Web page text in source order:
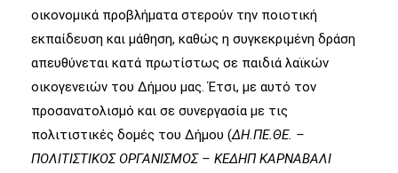
οικονομικά προβλήματα στερούν την ποιοτική
εκπαίδευση και μάθηση, καθώς η συγκεκριμένη δράση
απευθύνεται κατά πρωτίστως σε παιδιά λαϊκών
οικογενειών του Δήμου μας. Έτσι, με αυτό τον
προσανατολισμό και σε συνεργασία με τις
πολιτιστικές δομές του Δήμου (ΔΗ.ΠΕ.ΘΕ. –
ΠΟΛΙΤΙΣΤΙΚΟΣ ΟΡΓΑΝΙΣΜΟΣ – ΚΕΔΗΠ ΚΑΡΝΑΒΑΛΙ